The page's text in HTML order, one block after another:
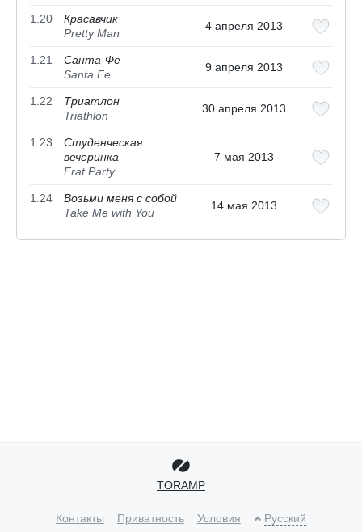
1.20
Красавчик
Pretty Man
4 апреля 2013
1.21
Санта-Фе
Santa Fe
9 апреля 2013
1.22
Триатлон
Triathlon
30 апреля 2013
1.23
Студенческая
вечеринка
Frat Party
7 мая 2013
1.24
Возьми меня с собой
Take Me with You
14 мая 2013
TORAMP
Контакты Приватность Условия Русский